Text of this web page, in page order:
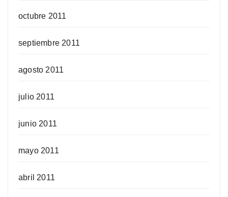
octubre 2011
septiembre 2011
agosto 2011
julio 2011
junio 2011
mayo 2011
abril 2011